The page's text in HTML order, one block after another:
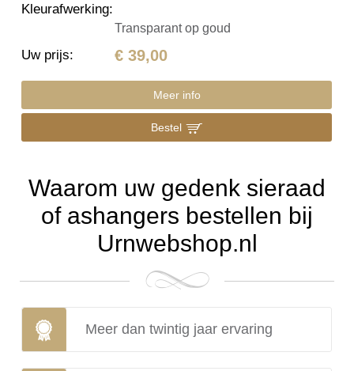
Kleurafwerking:
Transparant op goud
Uw prijs: € 39,00
Meer info
Bestel
Waarom uw gedenk sieraad
of ashangers bestellen bij
Urnwebshop.nl
Meer dan twintig jaar ervaring